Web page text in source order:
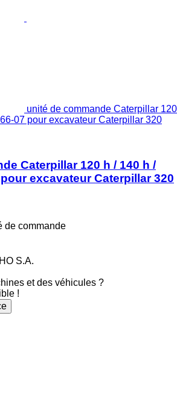
unité de commande Caterpillar 120
07 pour excavateur Caterpillar 320
Caterpillar 120 h / 140 h /
excavateur Caterpillar 320
de commande
S.A.
et des véhicules ?
!